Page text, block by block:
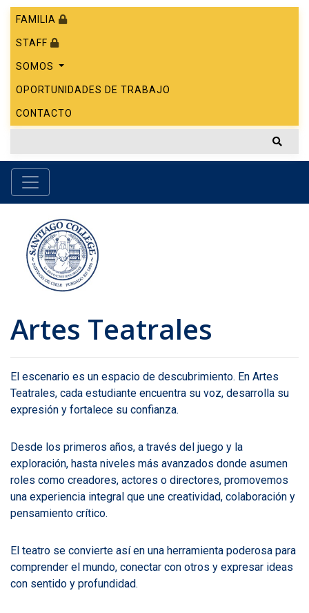
FAMILIA
STAFF
SOMOS
OPORTUNIDADES DE TRABAJO
CONTACTO
Artes Teatrales
El escenario es un espacio de descubrimiento. En Artes
Teatrales, cada estudiante encuentra su voz, desarrolla su
expresión y fortalece su confianza.
Desde los primeros años, a través del juego y la
exploración, hasta niveles más avanzados donde asumen
roles como creadores, actores o directores, promovemos
una experiencia integral que une creatividad, colaboración y
pensamiento crítico.
El teatro se convierte así en una herramienta poderosa para
comprender el mundo, conectar con otros y expresar ideas
con sentido y profundidad.